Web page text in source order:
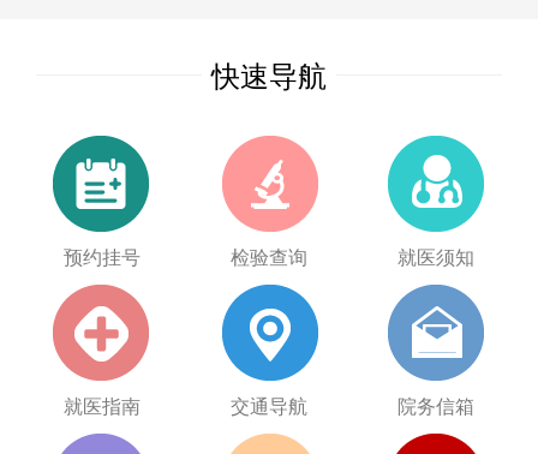
快速导航
预约挂号 检验查询 就医须知
就医指南 交通导航 院务信箱